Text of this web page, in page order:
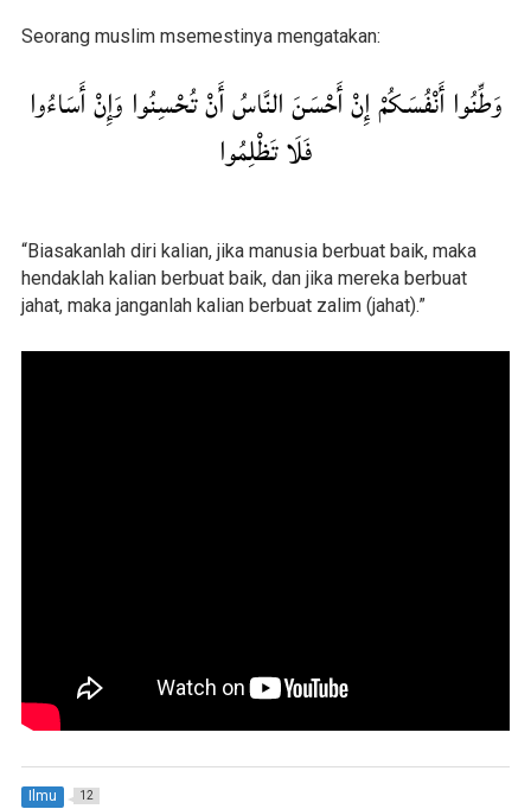
Seorang muslim msemestinya mengatakan:
وَطِّنُوا أَنْفُسَكُمْ إِنْ أَحْسَنَ النَّاسُ أَنْ تُحْسِنُوا وَإِنْ أَسَاءُوا
فَلَا تَظْلِمُوا
“Biasakanlah diri kalian, jika manusia berbuat baik, maka
hendaklah kalian berbuat baik, dan jika mereka berbuat
jahat, maka janganlah kalian berbuat zalim (jahat).”
Ilmu 12